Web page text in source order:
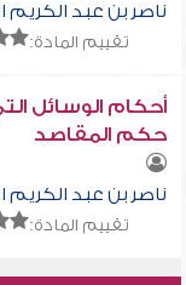
ناصر بن عبد الكريم
تقييم المادة:
أحكام الوسائل
حكم المقاصد
ناصر بن عبد الكريم
تقييم المادة: